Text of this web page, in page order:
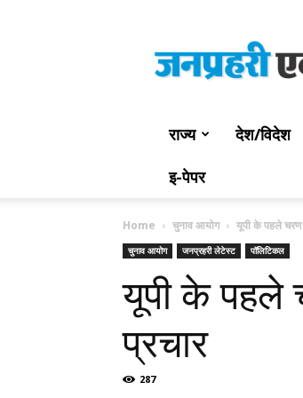
Prahari
Express
राज्य देश/विदेश
इ-पेपर
Home चुनाव आयोग यूपी के पहले
चुनाव आयोग जनप्रहरी लेटेस्ट पॉलिटिकल
यूपी के पहले
प्रचार
287